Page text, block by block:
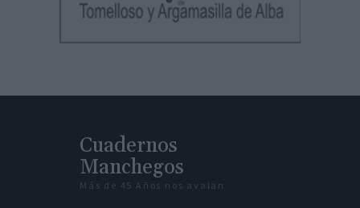
Cuadernos
Manchegos
Más de 45 Años nos avalan